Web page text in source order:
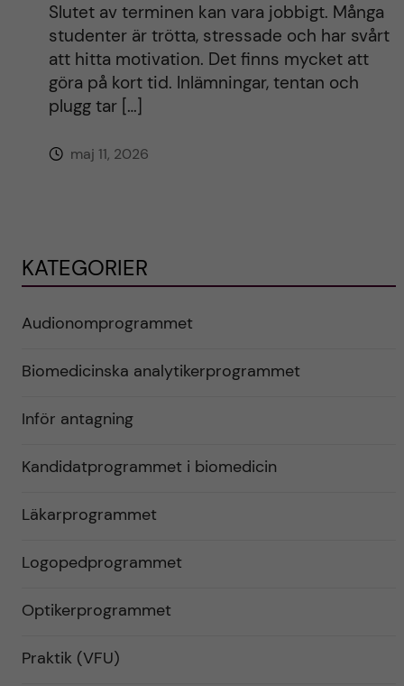
Slutet av terminen kan vara jobbigt. Många
studenter är trötta, stressade och har svårt
att hitta motivation. Det finns mycket att
göra på kort tid. Inlämningar, tentan och
plugg tar […]
maj 11, 2026
KATEGORIER
Audionomprogrammet
Biomedicinska analytikerprogrammet
Inför antagning
Kandidatprogrammet i biomedicin
Läkarprogrammet
Logopedprogrammet
Optikerprogrammet
Praktik (VFU)